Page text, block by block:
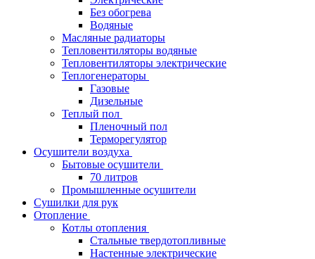
Без обогрева
Водяные
Масляные радиаторы
Тепловентиляторы водяные
Тепловентиляторы электрические
Теплогенераторы
Газовые
Дизельные
Теплый пол
Пленочный пол
Терморегулятор
Осушители воздуха
Бытовые осушители
70 литров
Промышленные осушители
Сушилки для рук
Отопление
Котлы отопления
Стальные твердотопливные
Настенные электрические